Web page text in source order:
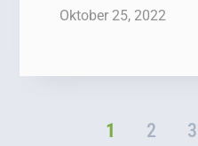
Oktober 25, 2022
1 2 3